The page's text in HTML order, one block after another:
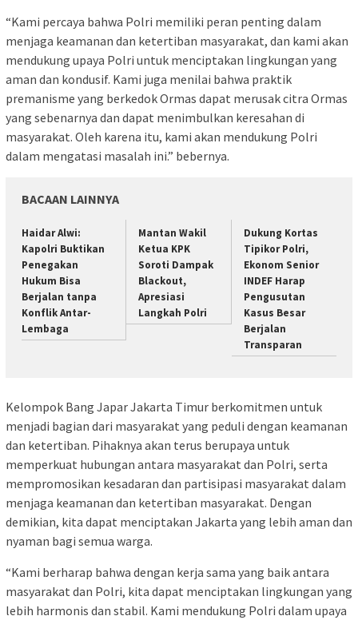
“Kami percaya bahwa Polri memiliki peran penting dalam
menjaga keamanan dan ketertiban masyarakat, dan kami akan
mendukung upaya Polri untuk menciptakan lingkungan yang
aman dan kondusif. Kami juga menilai bahwa praktik
premanisme yang berkedok Ormas dapat merusak citra Ormas
yang sebenarnya dan dapat menimbulkan keresahan di
masyarakat. Oleh karena itu, kami akan mendukung Polri
dalam mengatasi masalah ini.” bebernya.
BACAAN LAINNYA
Haidar Alwi:
Kapolri Buktikan
Penegakan
Hukum Bisa
Berjalan tanpa
Konflik Antar-
Lembaga
Mantan Wakil
Ketua KPK
Soroti Dampak
Blackout,
Apresiasi
Langkah Polri
Dukung Kortas
Tipikor Polri,
Ekonom Senior
INDEF Harap
Pengusutan
Kasus Besar
Berjalan
Transparan
Kelompok Bang Japar Jakarta Timur berkomitmen untuk
menjadi bagian dari masyarakat yang peduli dengan keamanan
dan ketertiban. Pihaknya akan terus berupaya untuk
memperkuat hubungan antara masyarakat dan Polri, serta
mempromosikan kesadaran dan partisipasi masyarakat dalam
menjaga keamanan dan ketertiban masyarakat. Dengan
demikian, kita dapat menciptakan Jakarta yang lebih aman dan
nyaman bagi semua warga.
“Kami berharap bahwa dengan kerja sama yang baik antara
masyarakat dan Polri, kita dapat menciptakan lingkungan yang
lebih harmonis dan stabil. Kami mendukung Polri dalam upaya